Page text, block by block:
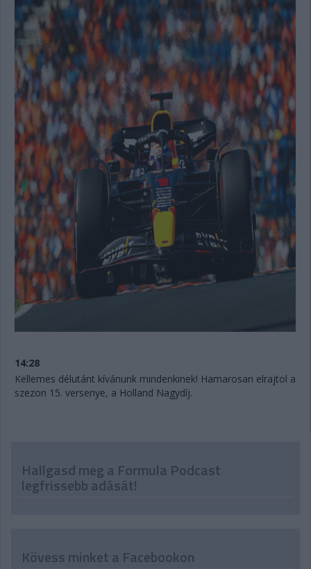
14:28
Kellemes délutánt kívánunk mindenkinek! Hamarosan elrajtol a
szezon 15. versenye, a Holland Nagydíj.
Hallgasd meg a Formula Podcast
legfrissebb adását!
Kövess minket a Facebookon